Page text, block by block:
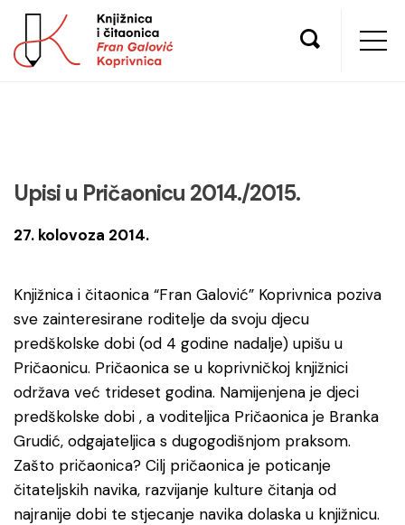
Upisi u Pričaonicu 2014./2015.
27. kolovoza 2014.
Knjižnica i čitaonica “Fran Galović” Koprivnica poziva
sve zainteresirane roditelje da svoju djecu
predškolske dobi (od 4 godine nadalje) upišu u
Pričaonicu. Pričaonica se u koprivničkoj knjižnici
održava već trideset godina. Namijenjena je djeci
predškolske dobi , a voditeljica Pričaonica je Branka
Grudić, odgajateljica s dugogodišnjom praksom.
Zašto pričaonica? Cilj pričaonica je poticanje
čitateljskih navika, razvijanje kulture čitanja od
najranije dobi te stjecanje navika dolaska u knjižnicu.